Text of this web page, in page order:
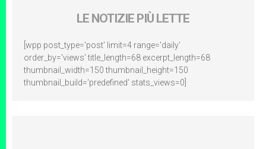
LE NOTIZIE PIÙ LETTE
[wpp post_type='post' limit=4 range='daily'
order_by='views' title_length=68 excerpt_length=68
thumbnail_width=150 thumbnail_height=150
thumbnail_build='predefined' stats_views=0]